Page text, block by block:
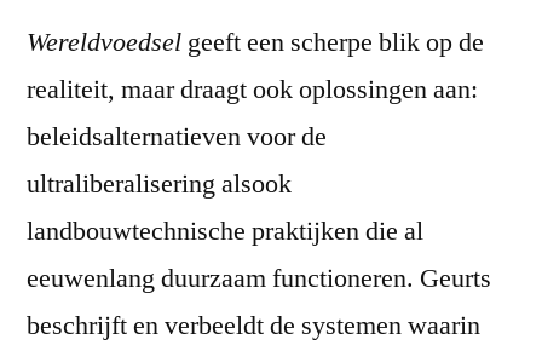
Wereldvoedsel geeft een scherpe blik op de
realiteit, maar draagt ook oplossingen aan:
beleidsalternatieven voor de
ultraliberalisering alsook
landbouwtechnische praktijken die al
eeuwenlang duurzaam functioneren. Geurts
beschrijft en verbeeldt de systemen waarin